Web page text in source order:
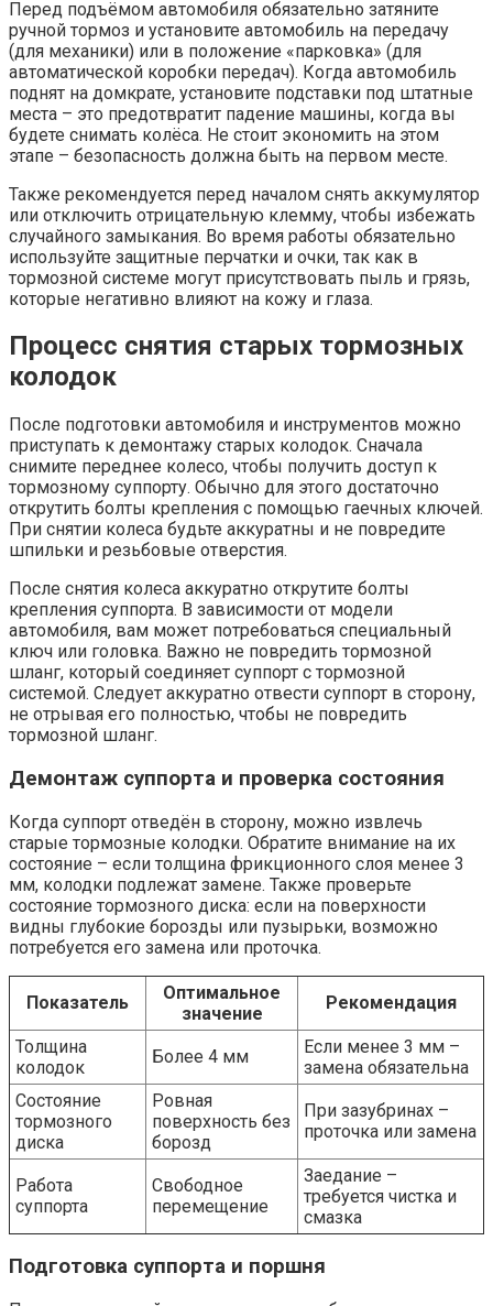
Перед подъёмом автомобиля обязательно затяните
ручной тормоз и установите автомобиль на передачу
(для механики) или в положение «парковка» (для
автоматической коробки передач). Когда автомобиль
поднят на домкрате, установите подставки под штатные
места – это предотвратит падение машины, когда вы
будете снимать колёса. Не стоит экономить на этом
этапе – безопасность должна быть на первом месте.
Также рекомендуется перед началом снять аккумулятор
или отключить отрицательную клемму, чтобы избежать
случайного замыкания. Во время работы обязательно
используйте защитные перчатки и очки, так как в
тормозной системе могут присутствовать пыль и грязь,
которые негативно влияют на кожу и глаза.
Процесс снятия старых тормозных
колодок
После подготовки автомобиля и инструментов можно
приступать к демонтажу старых колодок. Сначала
снимите переднее колесо, чтобы получить доступ к
тормозному суппорту. Обычно для этого достаточно
открутить болты крепления с помощью гаечных ключей.
При снятии колеса будьте аккуратны и не повредите
шпильки и резьбовые отверстия.
После снятия колеса аккуратно открутите болты
крепления суппорта. В зависимости от модели
автомобиля, вам может потребоваться специальный
ключ или головка. Важно не повредить тормозной
шланг, который соединяет суппорт с тормозной
системой. Следует аккуратно отвести суппорт в сторону,
не отрывая его полностью, чтобы не повредить
тормозной шланг.
Демонтаж суппорта и проверка состояния
Когда суппорт отведён в сторону, можно извлечь
старые тормозные колодки. Обратите внимание на их
состояние – если толщина фрикционного слоя менее 3
мм, колодки подлежат замене. Также проверьте
состояние тормозного диска: если на поверхности
видны глубокие борозды или пузырьки, возможно
потребуется его замена или проточка.
Показатель
Оптимальное
значение
Рекомендация
Толщина
колодок
Более 4 мм
Если менее 3 мм –
замена обязательна
Состояние
тормозного
диска
Ровная
поверхность без
борозд
При зазубринах –
проточка или замена
Работа
суппорта
Свободное
перемещение
Заедание –
требуется чистка и
смазка
Подготовка суппорта и поршня